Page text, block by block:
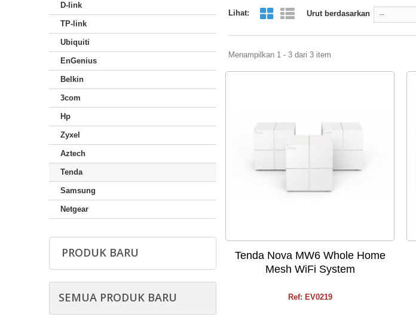
D-link
TP-link
Ubiquiti
EnGenius
Belkin
3com
Hp
Zyxel
Aztech
Tenda
Samsung
Netgear
PRODUK BARU
SEMUA PRODUK BARU
Lihat: Urut berdasarkan --
Menampilkan 1 - 3 dari 3 item
Tenda Nova MW6 Whole Home
Mesh WiFi System
Ref: EV0219